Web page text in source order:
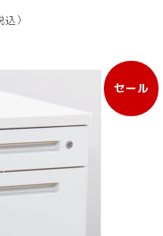
）
セール
販
売